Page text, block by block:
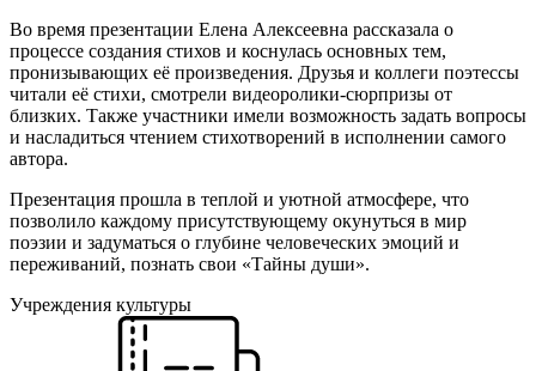
Во время презентации Елена Алексеевна рассказала о
процессе создания стихов и коснулась основных тем,
пронизывающих её произведения. Друзья и коллеги поэтессы
читали её стихи, смотрели видеоролики-сюрпризы от
близких. Также участники имели возможность задать вопросы
и насладиться чтением стихотворений в исполнении самого
автора.
Презентация прошла в теплой и уютной атмосфере, что
позволило каждому присутствующему окунуться в мир
поэзии и задуматься о глубине человеческих эмоций и
переживаний, познать свои «Тайны души».
Учреждения культуры